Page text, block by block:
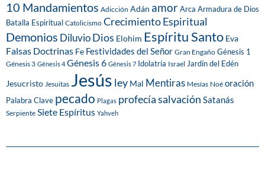
10 Mandamientos Adicción Adán amorArca Armadura de Dios
Batalla Espiritual Catolicismo Crecimiento Espiritual
Demonios DiluvioDios Elohim Espíritu Santo Eva
Falsas Doctrinas Fe Festividades del Señor Gran Engaño Génesis 1
Génesis 3 Génesis 4 Génesis 6 Génesis 7 Idolatría Israel Jardín del Edén
Jesucristo Jesuitas Jesús ley Mal Mentiras Mesías Noé oración
Palabra Clave pecado Plagas profecíasalvación Satanás
Serpiente Siete Espíritus Yahveh